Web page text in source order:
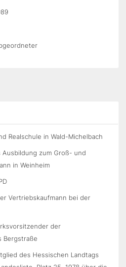
Realschule in Wald-Michelbach
Ausbildung zum Groß- und
in Weinheim
Vertriebskaufmann bei der
der
Bergstraße
des Hessischen Landtags